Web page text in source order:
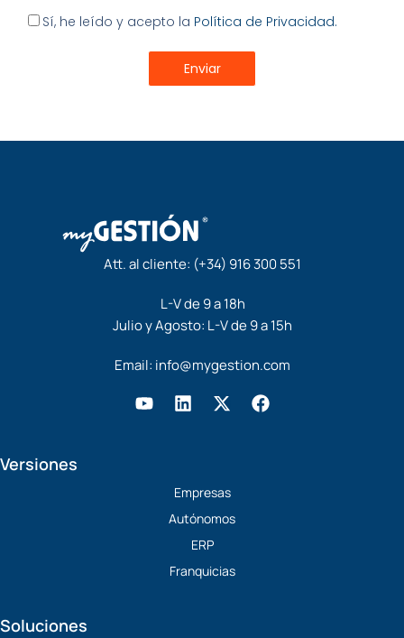
Aceptación
Sí, he leído y acepto la Política de Privacidad.
Enviar
Att. al cliente: (+34) 916 300 551
L-V de 9 a 18h
Julio y Agosto: L-V de 9 a 15h
Email: info@mygestion.com
Y L
d
i
n
X
t
t
e
F
a
Versiones
Empresas
Autónomos
ERP
Franquicias
Soluciones